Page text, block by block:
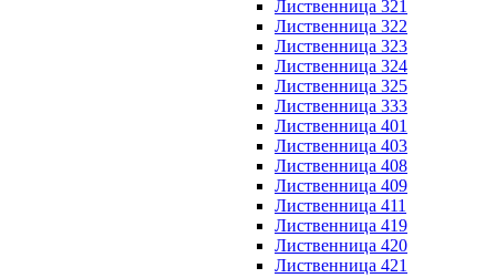
Лиственница 321
Лиственница 322
Лиственница 323
Лиственница 324
Лиственница 325
Лиственница 333
Лиственница 401
Лиственница 403
Лиственница 408
Лиственница 409
Лиственница 411
Лиственница 419
Лиственница 420
Лиственница 421